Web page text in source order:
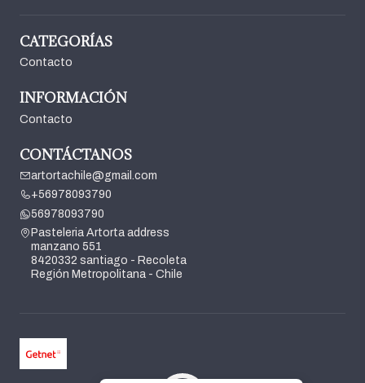
CATEGORÍAS
Contacto
INFORMACIÓN
Contacto
CONTÁCTANOS
artortachile@gmail.com
+56978093790
56978093790
Pasteleria Artorta address
manzano 551
8420332 santiago - Recoleta
Región Metropolitana - Chile